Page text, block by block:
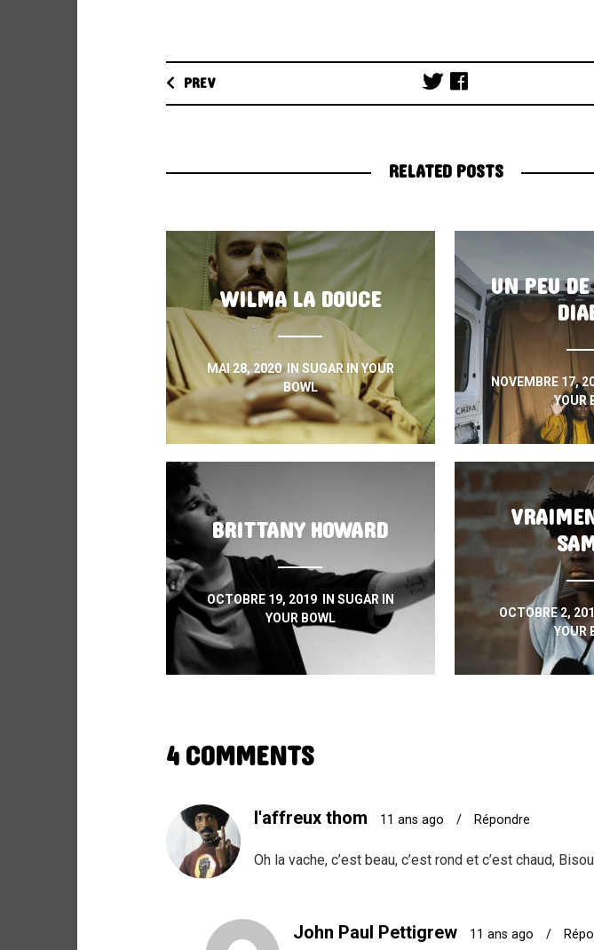
Post
navigation
PREV
RELATED POSTS
WILMA LA DOUCE
MAI 28, 2020INSUGAR IN YOUR
BOWL
UN PEU
NOVEMBRE 17,
YOUR
BRITTANY HOWARD
OCTOBRE 19, 2019 IN SUGAR IN
YOUR BOWL
OCTOBRE 2,
YOUR
4 COMMENTS
l'affreux thom 11 ans ago / Répondre
Oh la vache, c’est beau, c’est rond et c’est chaud,
John Paul Pettigrew 11 ans ago /